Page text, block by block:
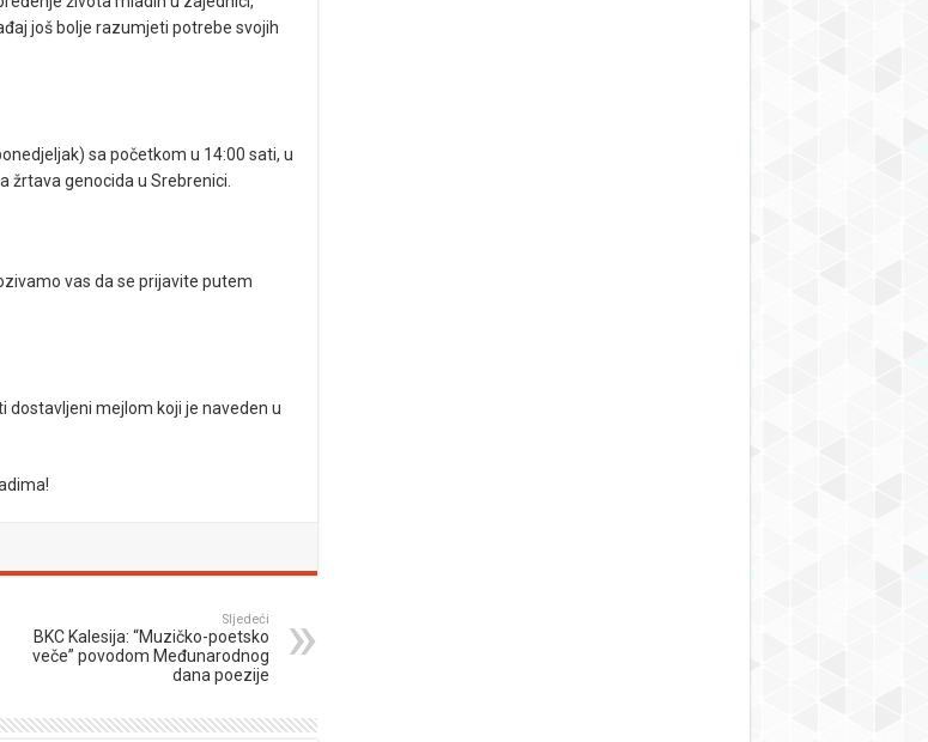
još bolje razumjeti potrebe svojih
sa početkom u 14:00 sati, u
žrtava genocida u Srebrenici.
vas da se prijavite putem
dostavljeni mejlom koji je naveden u
Sljedeći
BKC Kalesija: “Muzičko-poetsko
veče” povodom Međunarodnog
dana poezije